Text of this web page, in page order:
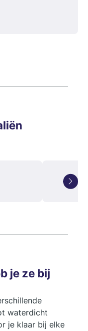
je ze bij
waterdicht
je klaar bij elke